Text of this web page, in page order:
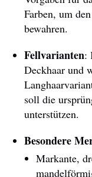
Farben, um
bewahren.
Fellvarianten:
Deckhaar und
soll die
unterstützen.
Besondere
Markante,